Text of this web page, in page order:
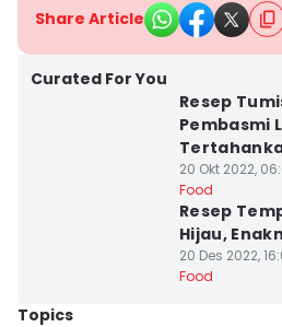
Share Article
Curated For You
Resep
Pembasmi
20 Okt 2022,
Food
Resep
Hijau,
20 Des 2022,
Food
Topics